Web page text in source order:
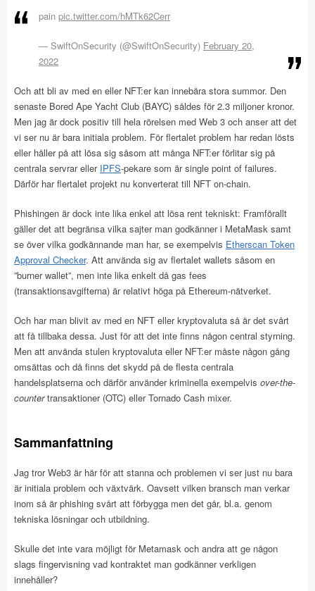
pain pic.twitter.com/hMTk62Cerr
— SwiftOnSecurity (@SwiftOnSecurity) February 20,
2022
Och att bli av med en eller NFT:er kan innebära stora summor. Den
senaste Bored Ape Yacht Club (BAYC) såldes för 2.3 miljoner kronor.
Men jag är dock positiv till hela rörelsen med Web 3 och anser att det
vi ser nu är bara initiala problem. För flertalet problem har redan lösts
eller håller på att lösa sig såsom att många NFT:er förlitar sig på
centrala servrar eller IPFS-pekare som är single point of failures.
Därför har flertalet projekt nu konverterat till NFT on-chain.
Phishingen är dock inte lika enkel att lösa rent tekniskt: Framförallt
gäller det att begränsa vilka sajter man godkänner i MetaMask samt
se över vilka godkännande man har, se exempelvis Etherscan Token
Approval Checker. Att använda sig av flertalet wallets såsom en
”burner wallet”, men inte lika enkelt då gas fees
(transaktionsavgifterna) är relativt höga på Ethereum-nätverket.
Och har man blivit av med en NFT eller kryptovaluta så är det svårt
att få tillbaka dessa. Just för att det inte finns någon central styrning.
Men att använda stulen kryptovaluta eller NFT:er måste någon gång
omsättas och då finns det skydd på de flesta centrala
handelsplatserna och därför använder kriminella exempelvis over-the-
countertransaktioner (OTC) eller Tornado Cash mixer.
Sammanfattning
Jag tror Web3 är här för att stanna och problemen vi ser just nu bara
är initiala problem och växtvärk. Oavsett vilken bransch man verkar
inom så är phishing svårt att förbygga men det går, bl.a. genom
tekniska lösningar och utbildning.
Skulle det inte vara möjligt för Metamask och andra att ge någon
slags fingervisning vad kontraktet man godkänner verkligen
innehåller?